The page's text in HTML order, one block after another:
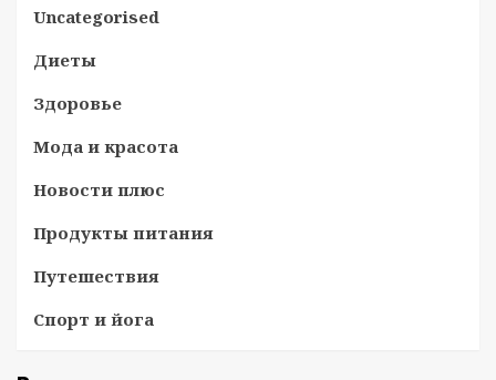
Uncategorised
Диеты
Здоровье
Мода и красота
Новости плюс
Продукты питания
Путешествия
Спорт и йога